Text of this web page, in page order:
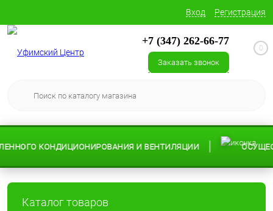
Вход Регистрация
+7 (347) 262-66-77
Заказать звонок
0
И ВЕНТИЛЯЦИИ ОСУЩЕСТВЛЯЕМ
Каталог товаров